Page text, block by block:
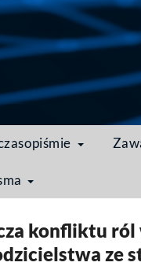
konfliktu ról
ze